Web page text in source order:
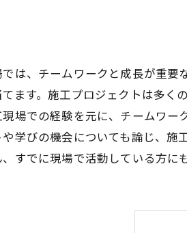
は、チームワークと成長が重要
ます。施工プロジェクトは多く
現場での経験を元に、チームワ
学びの機会についても論じ、施
すでに現場で活動している方に